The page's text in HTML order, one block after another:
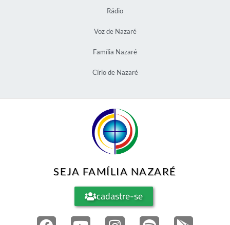
Rádio
Voz de Nazaré
Família Nazaré
Círio de Nazaré
SEJA FAMÍLIA NAZARÉ
cadastre-se